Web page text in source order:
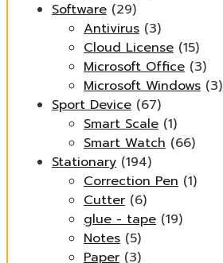
Software (29)
Antivirus (3)
Cloud License (15)
Microsoft Office (3)
Microsoft Windows (3)
Sport Device (67)
Smart Scale (1)
Smart Watch (66)
Stationary (194)
Correction Pen (1)
Cutter (6)
glue - tape (19)
Notes (5)
Paper (3)